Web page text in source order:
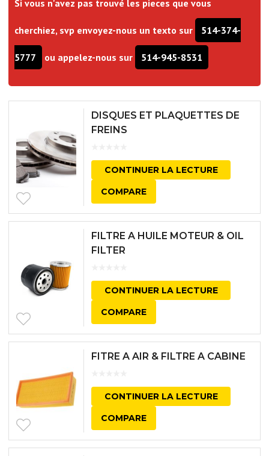
Si vous n'avez pas trouvé les pieces que vous
cherchiez, svp envoyez-nous un texto sur 514-374-
5777 ou appelez-nous sur 514-945-8531
DISQUES ET PLAQUETTES DE
FREINS
CONTINUER LA LECTURE
COMPARE
FILTRE A HUILE MOTEUR & OIL
FILTER
CONTINUER LA LECTURE
COMPARE
FITRE A AIR & FILTRE A CABINE
CONTINUER LA LECTURE
COMPARE